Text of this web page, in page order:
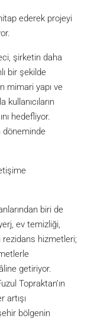
ederek projeyi
şirketin daha
bir şekilde
mimari yapı ve
kullanıcıların
hedefliyor.
döneminde
biri de
ev temizliği,
hizmetleri;
getiriyor.
Topraktan’ın
artışı
bölgenin